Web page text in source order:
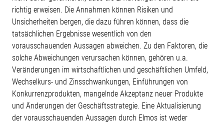
richtig erweisen. Die Annahmen können Risiken und
Unsicherheiten bergen, die dazu führen können, dass die
tatsächlichen Ergebnisse wesentlich von den
vorausschauenden Aussagen abweichen. Zu den Faktoren, die
solche Abweichungen verursachen können, gehören u.a.
Veränderungen im wirtschaftlichen und geschäftlichen Umfeld,
Wechselkurs- und Zinsschwankungen, Einführungen von
Konkurrenzprodukten, mangelnde Akzeptanz neuer Produkte
und Änderungen der Geschäftsstrategie. Eine Aktualisierung
der vorausschauenden Aussagen durch Elmos ist weder